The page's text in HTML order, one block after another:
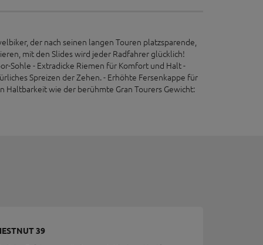
der nach seinen langen Touren platzsparende,
mit den Slides wird jeder Radfahrer glücklich!
Sohle - Extradicke Riemen für Komfort und Halt -
Spreizen der Zehen. - Erhöhte Fersenkappe für
Haltbarkeit wie der berühmte Gran Tourers Gewicht:
39